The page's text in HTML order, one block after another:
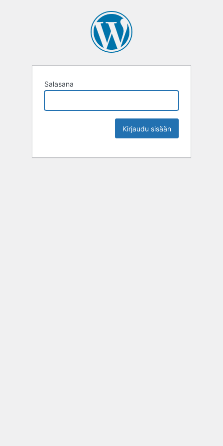
Salasana